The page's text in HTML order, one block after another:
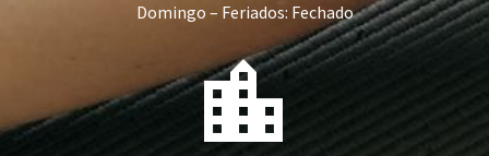
Domingo – Feriados: Fechado

